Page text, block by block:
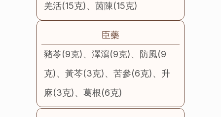
羌活(15克)、茵陳(15克)
臣藥
豬苓(9克)、澤瀉(9克)、防風(9
克)、黃芩(3克)、苦參(6克)、升
麻(3克)、葛根(6克)